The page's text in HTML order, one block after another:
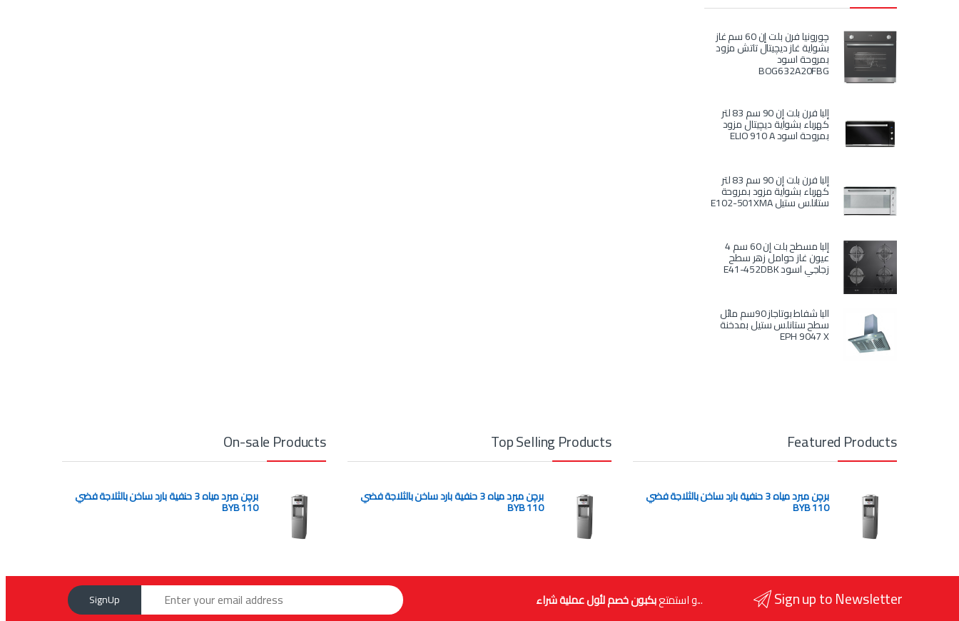
چورونيا فرن بلت إن 60 سم غاز
بشواية غاز ديچيتال تاتش مزود
بمروحة اسود
BOG632A20FBG
إلبا فرن بلت إن 90 سم 83 لتر
كهرباء بشواية ديچيتال مزود
بمروحة اسود ELIO 910 A
إلبا فرن بلت إن 90 سم 83 لتر
كهرباء بشواية مزود بمروحة
ستانلس ستيل E102-501XMA
إلبا مسطح بلت إن 60 سم 4
عيون غاز حوامل زهر سطح
زجاجي اسود E41-452DBK
البا شفاط بوتاجاز 90سم مائل
سطح ستانلس ستيل بمدخنة
EPH 9047 X
Featured Products
برچن مبرد مياه 3 حنفية بارد ساخن بالثلاجة فضي
BYB 110
Top Selling Products
برچن مبرد مياه 3 حنفية بارد ساخن بالثلاجة فضي
BYB 110
On-sale Products
برچن مبرد مياه 3 حنفية بارد ساخن بالثلاجة فضي
BYB 110
Sign up to Newsletter ...و استمتعبكبون خصم لأول عملية شراء SignUp